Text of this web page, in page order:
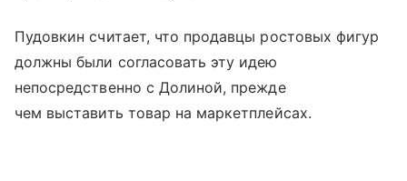
Пудовкин считает, что продавцы ростовых фигур
должны были согласовать эту идею
непосредственно с Долиной, прежде
чем выставить товар на маркетплейсах.